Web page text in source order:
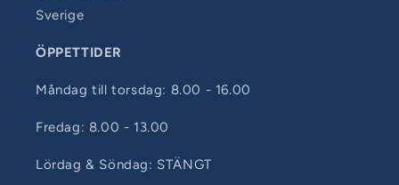
Sverige
ÖPPETTIDER
Måndag till torsdag: 8.00 - 16.00
Fredag: 8.00 - 13.00
Lördag & Söndag: STÄNGT